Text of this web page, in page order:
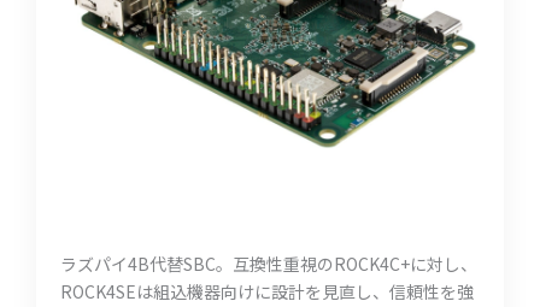
ラズパイ4B代替SBC。互換性重視のROCK4C+に対し、
ROCK4SEは組込機器向けに設計を見直し、信頼性を強